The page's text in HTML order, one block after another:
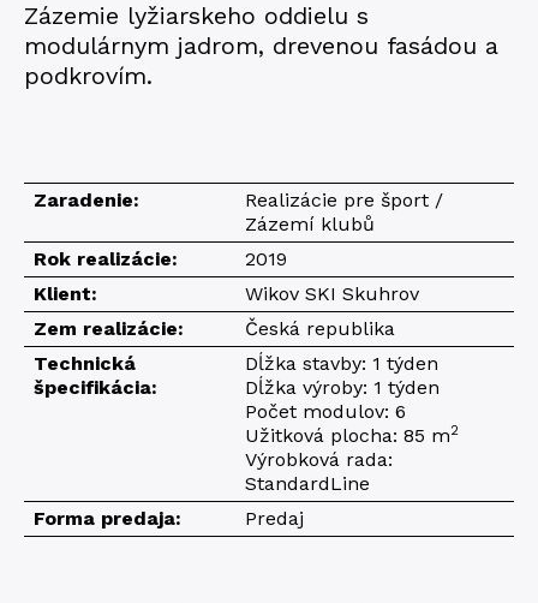
Zázemie lyžiarskeho oddielu s
modulárnym jadrom, drevenou fasádou a
podkrovím.
Zaradenie:
Realizácie pre šport /
Zázemí klubů
Rok realizácie:
2019
Klient:
Wikov SKI Skuhrov
Zem realizácie:
Česká republika
Technická
špecifikácia:
Dĺžka stavby: 1 týden
Dĺžka výroby: 1 týden
Počet modulov: 6
Užitková plocha: 85 m2
Výrobková rada:
StandardLine
Forma predaja:
Predaj